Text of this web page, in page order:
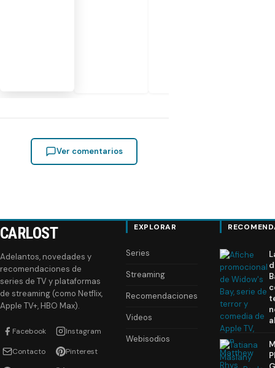
Ver comentarios
CARLOST
Adelantos, novedades y
recomendaciones de
series de TV y plataformas
de streaming (como Netflix,
Apple TV+, HBO Max).
Facebook Instagram
Contacto Pinterest
EXPLORAR
Series
Streaming
Recomendaciones
Videos
Webisodios